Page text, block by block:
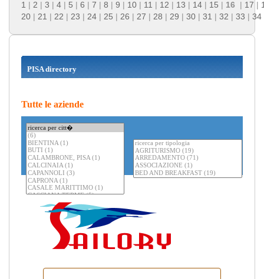
1 | 2 | 3 | 4 | 5 | 6 | 7 | 8 | 9 | 10 | 11 | 12 | 13 | 14 | 15 | 16 | 17 |
20 | 21 | 22 | 23 | 24 | 25 | 26 | 27 | 28 | 29 | 30 | 31 | 32 | 33 | 34
PISA directory
Tutte le aziende